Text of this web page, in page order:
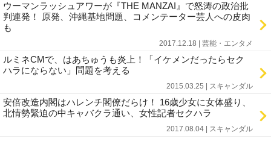
ウーマンラッシュアワーが『THE MANZAI』で怒涛の政治批
判連発！ 原発、沖縄基地問題、コメンテーター芸人への皮肉
も
2017.12.18 | 芸能・エンタメ
ルミネCMで、はあちゅうも炎上！「イケメンだったらセク
ハラにならない」問題を考える
2015.03.25 | スキャンダル
安倍改造内閣はハレンチ閣僚だらけ！ 16歳少女に女体盛り、
北情勢緊迫の中キャバクラ通い、女性記者セクハラ
2017.08.04 | スキャンダル